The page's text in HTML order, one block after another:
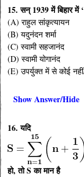
15. सन् 1939 में बिहार में
(A) राहुल सांकृत्यायन
(B) यदुनंदन शर्मा
(C) स्वामी सहजानंद
(D) स्वामी योगानंद
(E) उपर्युक्त में से कोई
Show Answer/Hide
16. यदि
हो, तो S का मान है